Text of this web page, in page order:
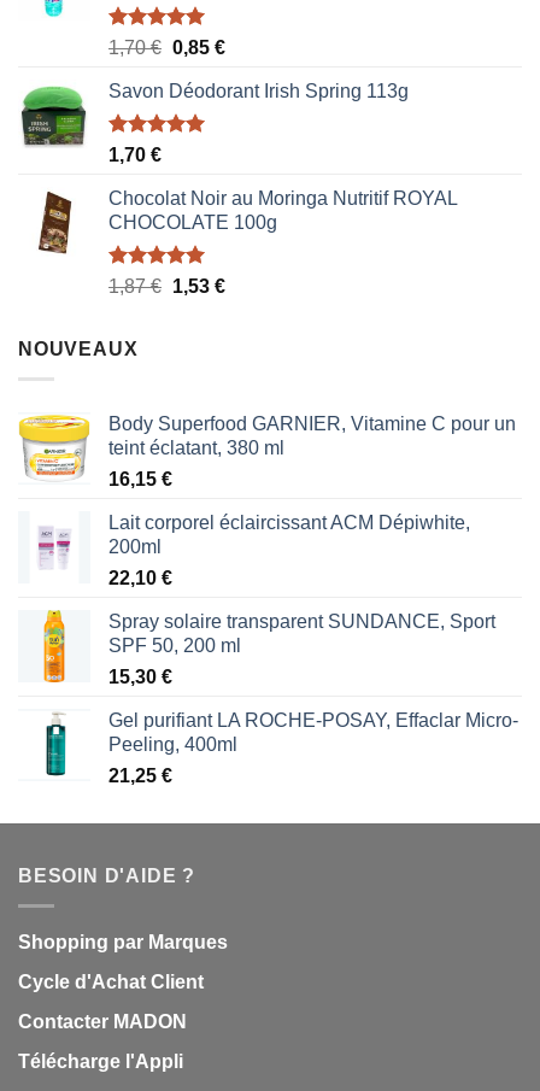
Note5.00
1,70€ Le
initial
était :
0,85 €Le
actuel
Savon Déodorant Irish Spring 113g
Note5.00
1,70 €
Chocolat Noir au Moringa Nutritif ROYAL
CHOCOLATE 100g
Note5.00
1,87€ Le
1,53 €Le
NOUVEAUX
Body Superfood GARNIER, Vitamine C pour un
teint éclatant, 380 ml
16,15 €
Lait corporel éclaircissant ACM Dépiwhite,
200ml
22,10 €
Spray solaire transparent SUNDANCE, Sport
SPF 50, 200 ml
15,30 €
Gel purifiant LA ROCHE-POSAY, Effaclar Micro-
Peeling, 400ml
21,25 €
BESOIN D'AIDE ?
Shopping par Marques
Cycle d'Achat Client
Contacter MADON
Télécharge l'Appli